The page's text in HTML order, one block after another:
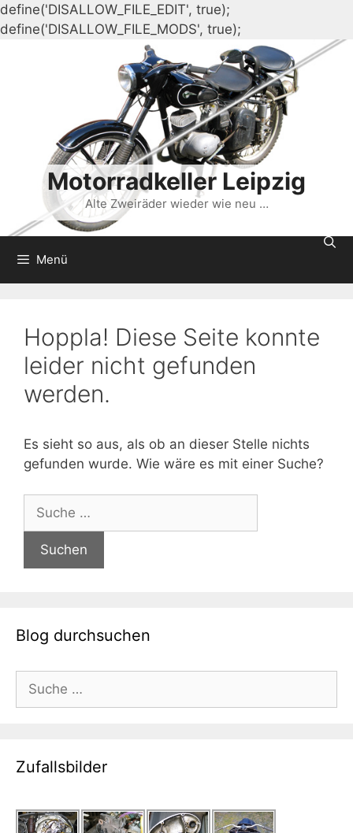
define('DISALLOW_FILE_EDIT', true);
define('DISALLOW_FILE_MODS', true);
Inhalt
springen
Motorradkeller Leipzig
Alte Zweiräder wieder wie neu …
Menü
Hoppla! Diese Seite konnte
leider nicht gefunden
werden.
Es sieht so aus, als ob an dieser Stelle nichts
gefunden wurde. Wie wäre es mit einer Suche?
nach:
Blog durchsuchen
nach:
Zufallsbilder